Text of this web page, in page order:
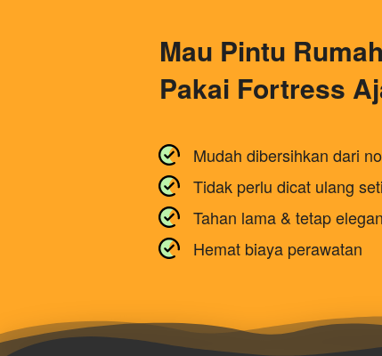
Mau Pintu
Pakai Fortress
Mudah dibersihkan dari
Tidak perlu dicat ulang
Tahan lama & tetap elegan
Hemat biaya perawatan